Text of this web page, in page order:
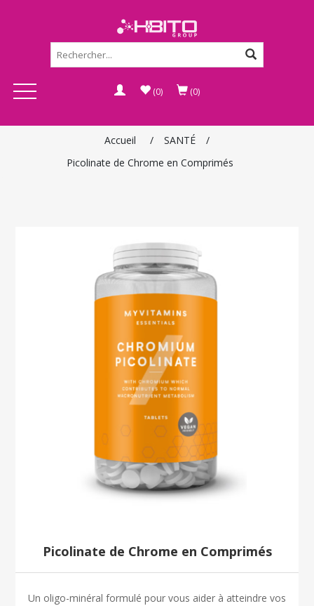
(0) (0)
Accueil / SANTÉ
/
Picolinate de Chrome en Comprimés
Picolinate de Chrome en Comprimés
Un oligo-minéral formulé pour vous aider à atteindre vos